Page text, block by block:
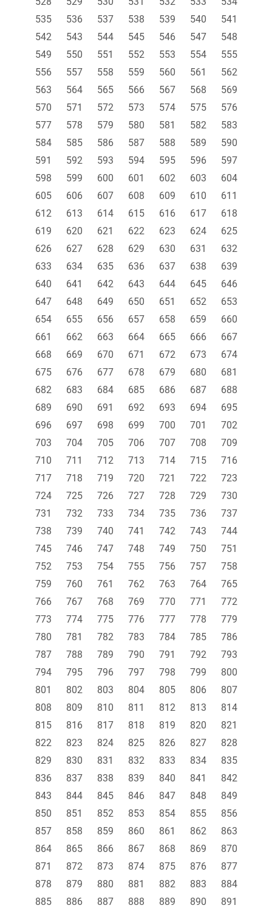
535
536 537 538 539 540
541
542
543 544 545 546 547
548
549
550 551 552 553 554
555
556
557 558 559 560 561
562
563
564 565 566 567 568
569
570
571 572 573 574 575
576
577
578 579 580 581 582
583
584
585 586 587 588 589
590
591
592 593 594 595 596
597
598
599 600 601 602 603
604
605
606 607 608 609 610
611
612
613 614 615 616 617
618
619
620 621 622 623 624
625
626
627 628 629 630 631
632
633
634 635 636 637 638
639
640
641 642 643 644 645
646
647
648 649 650 651 652
653
654
655 656 657 658 659
660
661
662 663 664 665 666
667
668
669 670 671 672 673
674
675
676 677 678 679 680
681
682
683 684 685 686 687
688
689
690 691 692 693 694
695
696
697 698 699 700 701
702
703
704 705 706 707 708
709
710
711 712 713 714 715
716
717
718 719 720 721 722
723
724
725 726 727 728 729
730
731
732 733 734 735 736
737
738
739 740 741 742 743
744
745
746 747 748 749 750
751
752
753 754 755 756 757
758
759
760 761 762 763 764
765
766
767 768 769 770 771
772
773
774 775 776 777 778
779
780
781 782 783 784 785
786
787
788 789 790 791 792
793
794
795 796 797 798 799
800
801
802 803 804 805 806
807
808
809 810 811 812 813
814
815
816 817 818 819 820
821
822
823 824 825 826 827
828
829
830 831 832 833 834
835
836
837 838 839 840 841
842
843
844 845 846 847 848
849
850
851 852 853 854 855
856
857
858 859 860 861 862
863
864
865 866 867 868 869
870
871
872 873 874 875 876
877
878
879 880 881 882 883
884
885
886 887 888 889 890
891